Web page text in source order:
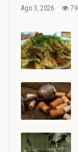
Ago 3, 2026 79